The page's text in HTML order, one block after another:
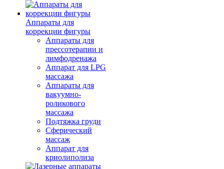
Аппараты для
коррекции фигуры
Аппараты для
прессотерапии и
лимфодренажа
Аппарат для LPG
массажа
Аппараты для
вакуумно-
роликового
массажа
Подтяжка груди
Сферический
массаж
Аппарат для
криолиполиза